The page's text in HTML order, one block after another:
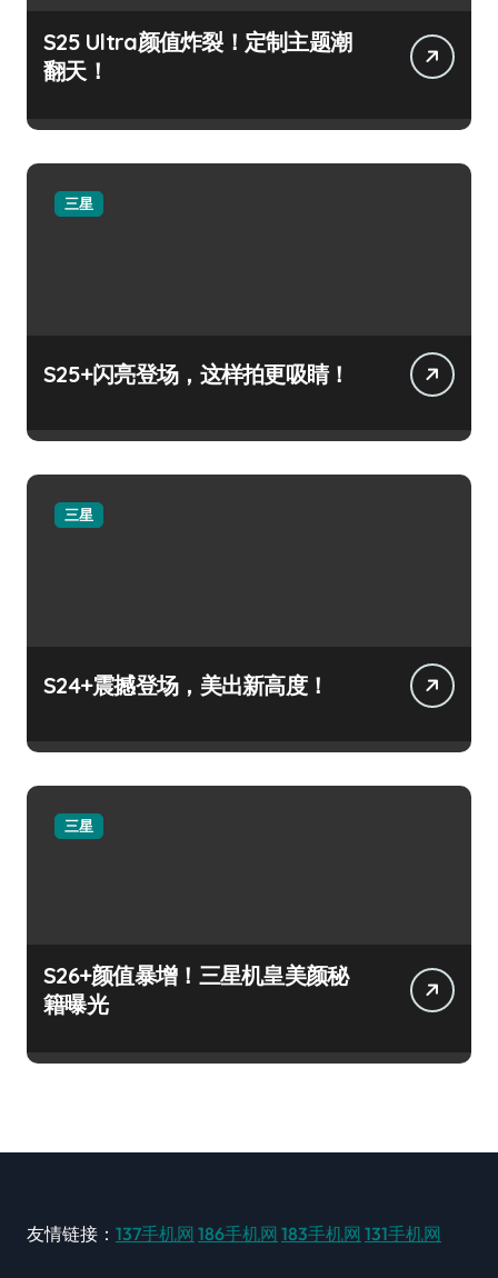
S25 Ultra颜值炸裂！定制主题潮
翻天！
三星
S25+闪亮登场，这样拍更吸睛！
三星
S24+震撼登场，美出新高度！
三星
S26+颜值暴增！三星机皇美颜秘
籍曝光
友情链接： 137手机网 186手机网 183手机网 131手机网